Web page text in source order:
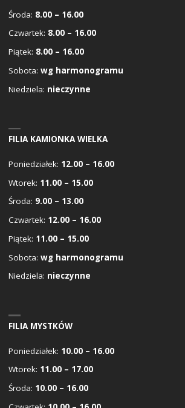
Środa: 8.00 – 16.00
Czwartek: 8.00 – 16.00
Piątek: 8.00 – 16.00
Sobota: wg harmonogramu
Niedziela: nieczynne
FILIA KAMIONKA WIELKA
Poniedziałek: 12.00 – 16.00
Wtorek: 11.00 – 15.00
Środa: 9.00 – 13.00
Czwartek: 12.00 – 16.00
Piątek: 11.00 – 15.00
Sobota: wg harmonogramu
Niedziela: nieczynne
FILIA MYSTKÓW
Poniedziałek: 10.00 – 16.00
Wtorek: 11.00 – 17.00
Środa: 10.00 – 16.00